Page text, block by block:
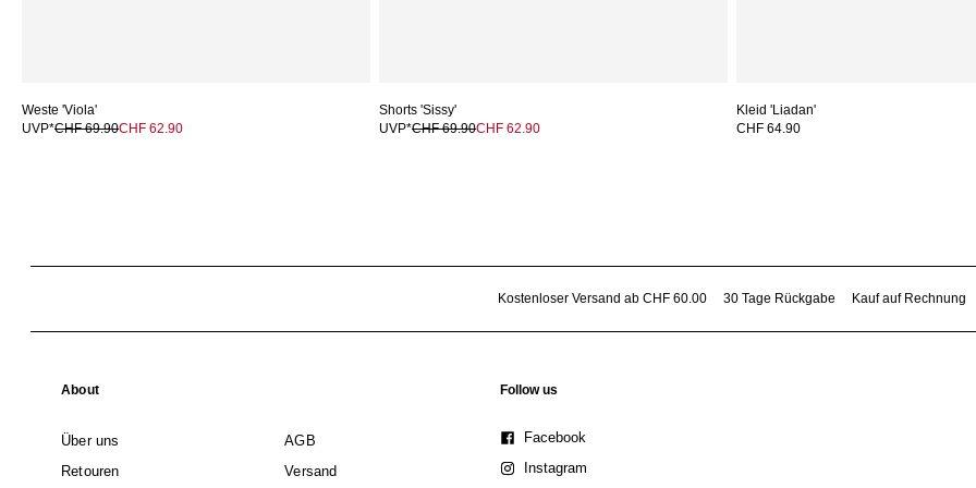
Weste 'Viola'
UVP*CHF 69.90CHF 62.90
Shorts 'Sissy'
UVP*CHF 69.90CHF 62.90
Kleid 'Liadan'
CHF 64.90
Kostenloser Versand ab CHF 60.00 30 Tage Rückgabe Kauf auf Rechnung
About
Über uns
AGB
Retouren
Versand
Follow us
Facebook
Instagram